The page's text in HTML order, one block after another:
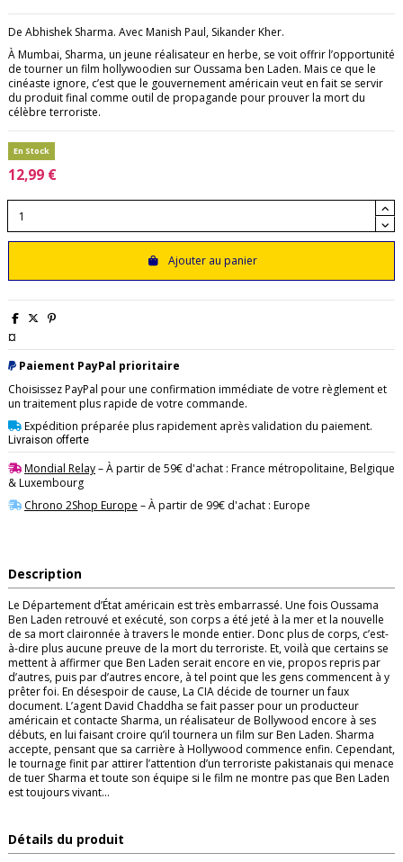
De Abhishek Sharma. Avec Manish Paul, Sikander Kher.
À Mumbai, Sharma, un jeune réalisateur en herbe, se voit offrir l’opportunité
de tourner un film hollywoodien sur Oussama ben Laden. Mais ce que le
cinéaste ignore, c’est que le gouvernement américain veut en fait se servir
du produit final comme outil de propagande pour prouver la mort du
célèbre terroriste.
En Stock
12,99 €
Ajouter au panier
¤
Paiement PayPal prioritaire
Choisissez PayPal pour une confirmation immédiate de votre règlement et
un traitement plus rapide de votre commande.
Expédition préparée plus rapidement après validation du paiement.
Livraison offerte
Mondial Relay– À partir de 59€ d'achat : France métropolitaine, Belgique
& Luxembourg
Chrono 2Shop Europe – À partir de 99€ d'achat : Europe
Description
Le Département d’État américain est très embarrassé. Une fois Oussama
Ben Laden retrouvé et exécuté, son corps a été jeté à la mer et la nouvelle
de sa mort claironnée à travers le monde entier. Donc plus de corps, c’est-
à-dire plus aucune preuve de la mort du terroriste. Et, voilà que certains se
mettent à affirmer que Ben Laden serait encore en vie, propos repris par
d’autres, puis par d’autres encore, à tel point que les gens commencent à y
prêter foi. En désespoir de cause, La CIA décide de tourner un faux
document. L’agent David Chaddha se fait passer pour un producteur
américain et contacte Sharma, un réalisateur de Bollywood encore à ses
débuts, en lui faisant croire qu’il tournera un film sur Ben Laden. Sharma
accepte, pensant que sa carrière à Hollywood commence enfin. Cependant,
le tournage finit par attirer l’attention d’un terroriste pakistanais qui menace
de tuer Sharma et toute son équipe si le film ne montre pas que Ben Laden
est toujours vivant…
Détails du produit